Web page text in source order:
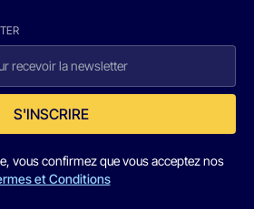
S'INSCRIRE
vous confirmez que vous acceptez nos
et Conditions